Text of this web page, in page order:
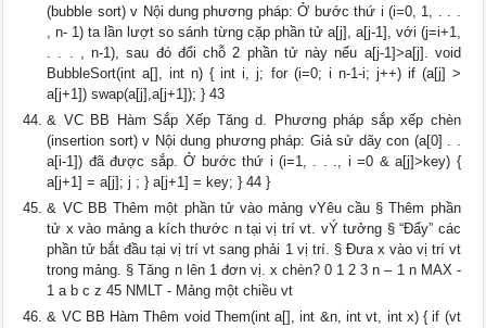
(bubble sort) v Nội dung phương pháp: Ở bước thứ i (i=0, 1, . . .
, n- 1) ta lần lượt so sánh từng cặp phần tử a[j], a[j-1], với (j=i+1,
. . . , n-1), sau đó đổi chỗ 2 phần tử này nếu a[j-1]>a[j]. void
BubbleSort(int a[], int n) { int i, j; for (i=0; i n-1-i; j++) if (a[j] >
a[j+1]) swap(a[j],a[j+1]); } 43
& VC BB Hàm Sắp Xếp Tăng d. Phương pháp sắp xếp chèn
(insertion sort) v Nội dung phương pháp: Giả sử dãy con (a[0] . .
a[i-1]) đã được sắp. Ở bước thứ i (i=1, . . ., i =0 & a[j]>key) {
a[j+1] = a[j]; j ; } a[j+1] = key; } 44 }
& VC BB Thêm một phần tử vào mảng vYêu cầu § Thêm phần
tử x vào mảng a kích thước n tại vị trí vt. vÝ tưởng § “Đẩy” các
phần tử bắt đầu tại vị trí vt sang phải 1 vị trí. § Đưa x vào vị trí vt
trong mảng. § Tăng n lên 1 đơn vị. x chèn? 0 1 2 3 n – 1 n MAX -
1 a b c z 45 NMLT - Mảng một chiều vt
& VC BB Hàm Thêm void Them(int a[], int &n, int vt, int x) { if (vt